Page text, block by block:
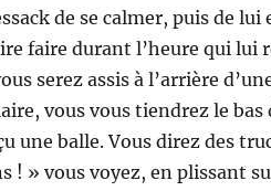
de se calmer, puis de
faire durant l’heure qui lui
serez assis à l’arrière
vous vous tiendrez le
une balle. Vous direz des
! » vous voyez, en plissant